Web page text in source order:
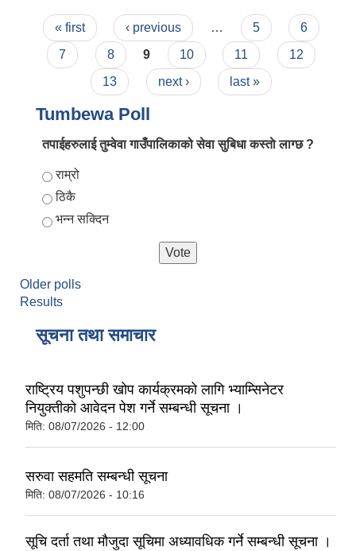
Pages
« first ‹ previous … 5
6
7
8 9 10 11
12
13
next › last »
Tumbewa Poll
तपाईहरुलाई तुम्वेवा गाउँपालिकाको सेवा सुबिधा कस्ताे लाग्छ ?
Choices
राम्रो
ठिकै
भन्न सक्दिन
Older polls
Results
सूचना तथा समाचार
राष्ट्रिय पशुपन्छी खोप कार्यक्रमकाे लागि भ्याम्सिनेटर
नियुक्तीको आवेदन पेश गर्ने सम्बन्धी सूचना ।
मिति: 08/07/2026 - 12:00
सरुवा सहमति सम्बन्धी सूचना
मिति: 08/07/2026 - 10:16
सूचि दर्ता तथा मौजुदा सूचिमा अध्यावधिक गर्ने सम्बन्धी सूचना ।